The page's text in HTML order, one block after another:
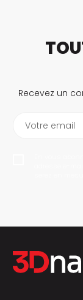
Recevez un
Votre email